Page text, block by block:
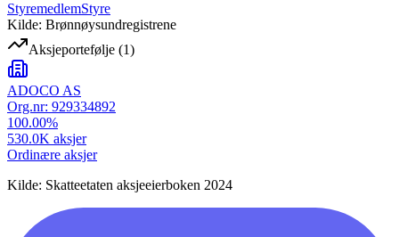
StyremedlemStyre
Kilde: Brønnøysundregistrene
Aksjeportefølje (1)
ADOCO AS
Org.nr: 929334892
100.00%
530.0K aksjer
Ordinære aksjer
Kilde: Skatteetaten aksjeeierboken 2024